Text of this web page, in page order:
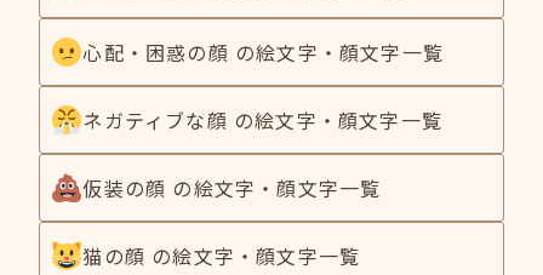
心配・困惑の顔 の絵文字・顔文字一覧
ネガティブな顔 の絵文字・顔文字一覧
仮装の顔 の絵文字・顔文字一覧
猫の顔 の絵文字・顔文字一覧